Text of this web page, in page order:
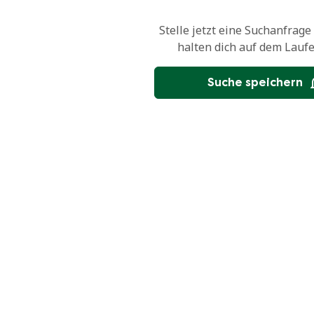
Stelle jetzt eine
halten dich auf dem
Suche speichern